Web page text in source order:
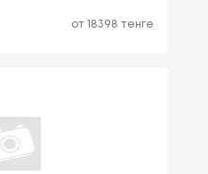
от 18398 тенге